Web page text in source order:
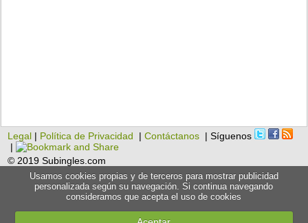
Legal | Política de Privacidad |Contáctanos | Síguenos
|
© 2019 Subingles.com
Usamos cookies propias y de terceros para mostrar publicidad
personalizada según su navegación. Si continua navegando
consideramos que acepta el uso de cookies